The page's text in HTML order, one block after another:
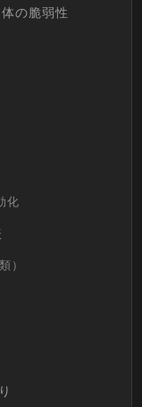
の脆弱性
化
）